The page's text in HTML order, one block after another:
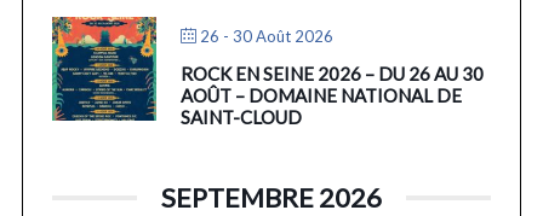
26 - 30 Août 2026
ROCK EN SEINE 2026 – DU 26 AU 30
AOÛT – DOMAINE NATIONAL DE
SAINT-CLOUD
SEPTEMBRE 2026